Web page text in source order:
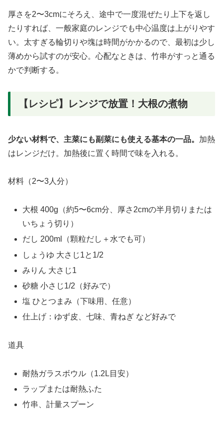
厚さを2〜3cmにそろえ、途中で一度混ぜたり上下を返し
たりすれば、一般家庭のレンジでも中心温度は上がりやす
い。太すぎる輪切りや塊は時間がかかるので、最初は少し
薄めから試すのが安心。心配なときは、竹串がすっと通る
かで判断する。
【レシピ】レンジで放置！大根の煮物
少ない材料で、主菜にも副菜にも使える基本の一品。 加熱
はレンジだけ。加熱後に置く時間で味を入れる。
材料（2〜3人分）
大根 400g（約5〜6cm分、厚さ2cmの半月切りまたは
いちょう切り）
だし 200ml（顆粒だし＋水でも可）
しょうゆ 大さじ1と1/2
みりん 大さじ1
砂糖 小さじ1/2（好みで）
塩 ひとつまみ（下味用、任意）
仕上げ：ゆず皮、七味、青ねぎ など好みで
道具
耐熱ガラスボウル（1.2L目安）
ラップまたは耐熱ふた
竹串、計量スプーン